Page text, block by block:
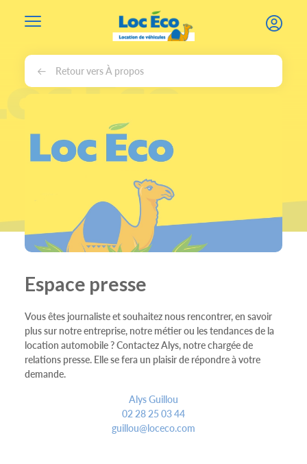
Retour vers À propos
Espace presse
Vous êtes journaliste et souhaitez nous rencontrer, en savoir
plus sur notre entreprise, notre métier ou les tendances de la
location automobile ? Contactez Alys, notre chargée de
relations presse. Elle se fera un plaisir de répondre à votre
demande.
Alys Guillou
02 28 25 03 44
guillou@loceco.com